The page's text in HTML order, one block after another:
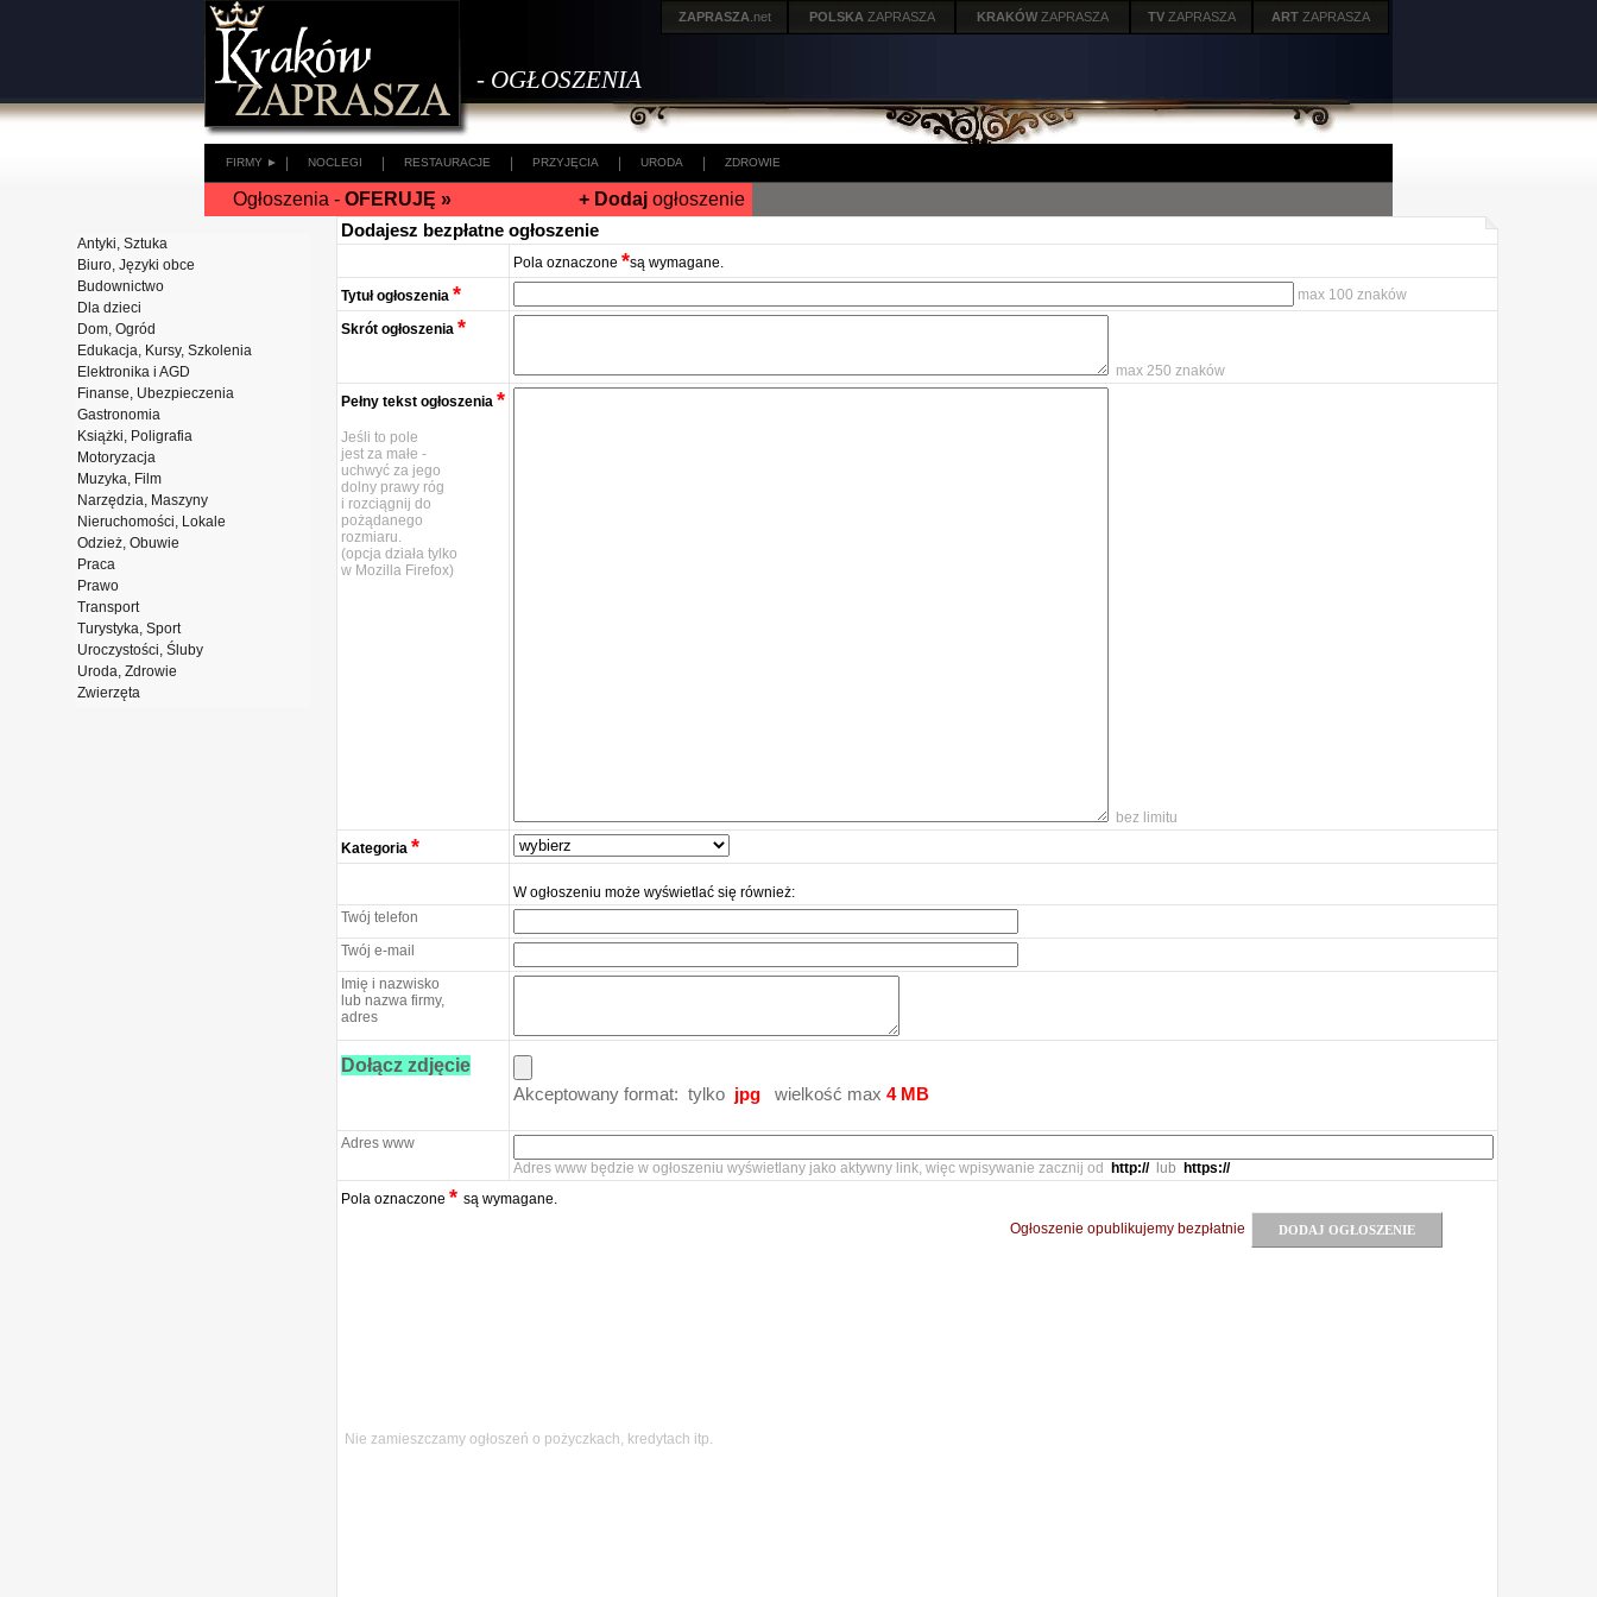
ZAPRASZA .net POLSKA ZAPRASZA KRAKÓW ZAPRASZA TV ZAPRASZA ART ZAPRASZA
- OGŁOSZENIA
FIRMY ► NOCLEGI RESTAURACJE PRZYJĘCIA URODA ZDROWIE
Ogłoszenia - OFERUJĘ » + Dodaj ogłoszenie
Antyki, Sztuka
Biuro, Języki obce
Budownictwo
Dla dzieci
Dom, Ogród
Edukacja, Kursy, Szkolenia
Elektronika i AGD
Finanse, Ubezpieczenia
Gastronomia
Książki, Poligrafia
Motoryzacja
Muzyka, Film
Narzędzia, Maszyny
Nieruchomości, Lokale
Odzież, Obuwie
Praca
Prawo
Transport
Turystyka, Sport
Uroczystości, Śluby
Uroda, Zdrowie
Zwierzęta
Dodajesz bezpłatne ogłoszenie
Pola oznaczone *są wymagane.
Tytuł ogłoszenia * max 100 znaków
Skrót ogłoszenia *
max 250 znaków
Pełny tekst ogłoszenia *
Jeśli to pole
jest za małe -
uchwyć za jego
dolny prawy róg
i rozciągnij do
pożądanego
rozmiaru.
(opcja działa tylko
w Mozilla Firefox)
bez limitu
Kategoria *
W ogłoszeniu może wyświetlać się również:
Twój telefon
Twój e-mail
Imię i nazwisko
lub nazwa firmy,
adres
Dołącz zdjęcie
Akceptowany format: tylko jpg wielkość max 4 MB
Adres www
Adres www będzie w ogłoszeniu wyświetlany jako aktywny link, więc wpisywanie zacznij od
http:// lub
https://
Pola oznaczone * są wymagane.
Ogłoszenie opublikujemy bezpłatnie
Nie zamieszczamy ogłoszeń o pożyczkach, kredytach itp.